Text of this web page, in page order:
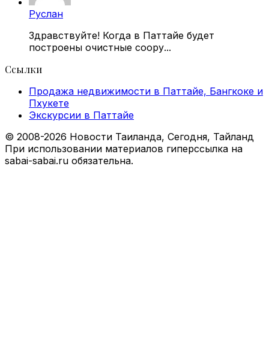
Руслан
Здравствуйте! Когда в Паттайе будет
построены очистные соору...
Ссылки
Продажа недвижимости в Паттайе, Бангкоке и
Пхукете
Экскурсии в Паттайе
© 2008-2026 Новости Таиланда, Сегодня, Тайланд
При использовании материалов гиперссылка на
sabai-sabai.ru обязательна.